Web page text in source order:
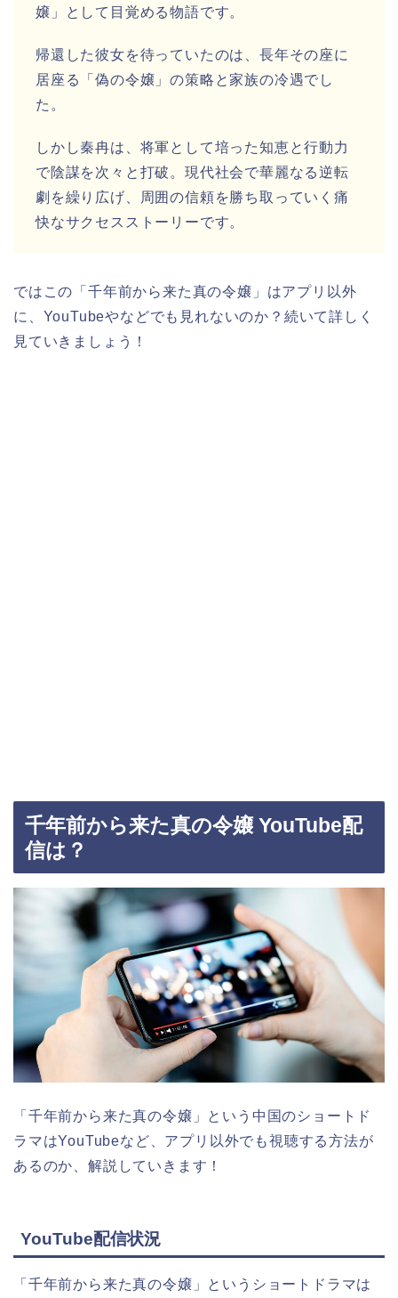
嬢」として目覚める物語です。
帰還した彼女を待っていたのは、長年その座に
居座る「偽の令嬢」の策略と家族の冷遇でし
た。
しかし秦冉は、将軍として培った知恵と行動力
で陰謀を次々と打破。現代社会で華麗なる逆転
劇を繰り広げ、周囲の信頼を勝ち取っていく痛
快なサクセスストーリーです。
ではこの「千年前から来た真の令嬢」はアプリ以外
に、YouTubeやなどでも見れないのか？続いて詳しく
見ていきましょう！
千年前から来た真の令嬢 YouTube配
信は？
「千年前から来た真の令嬢」という中国のショートド
ラマはYouTubeなど、アプリ以外でも視聴する方法が
あるのか、解説していきます！
YouTube配信状況
「千年前から来た真の令嬢」というショートドラマは